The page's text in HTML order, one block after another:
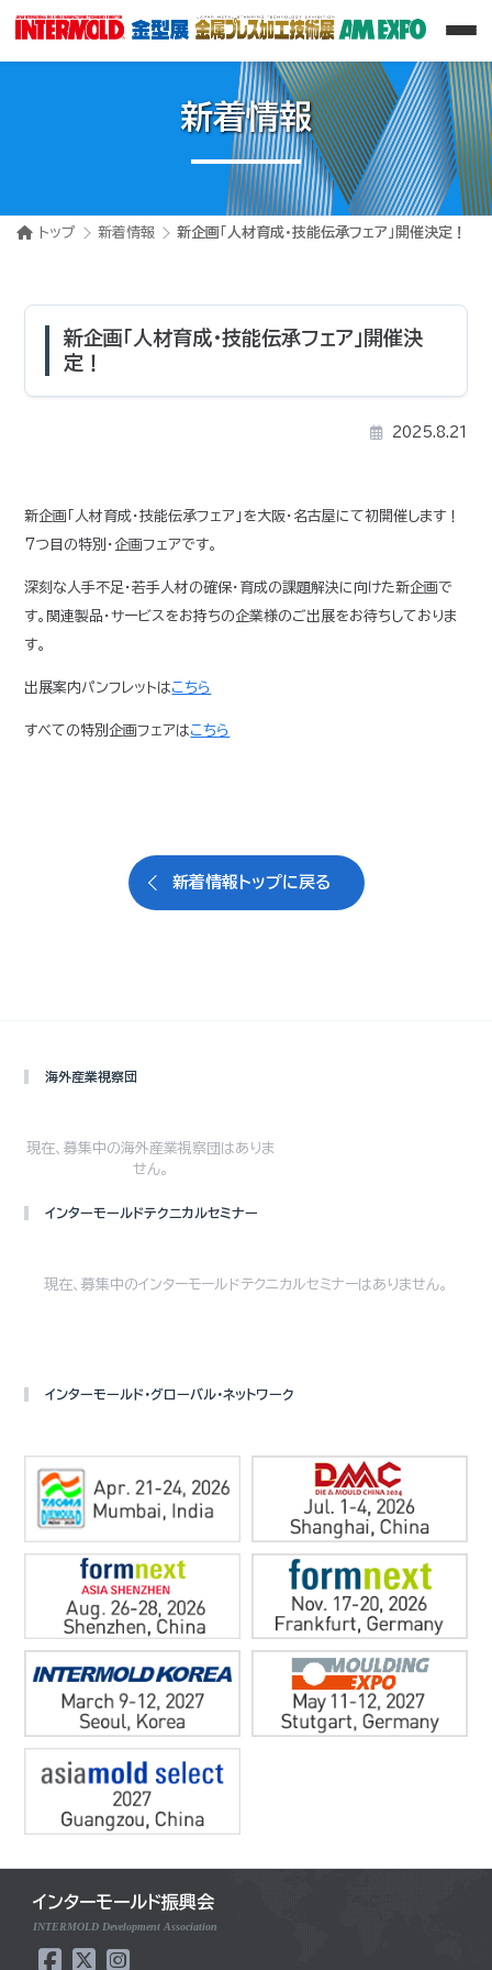
新着情報
トップ 新着情報 新企画「人材育成・技能伝承フェア」開催決定！
新企画「人材育成・技能伝承フェア」開催決
定！
2025.8.21
新企画「人材育成・技能伝承フェア」を大阪・名古屋にて初開催します！
7つ目の特別・企画フェアです。
深刻な人手不足・若手人材の確保・育成の課題解決に向けた新企画で
す。関連製品・サービスをお持ちの企業様のご出展をお待ちしておりま
す。
出展案内パンフレットはこちら
すべての特別企画フェアはこちら
新着情報トップに戻る
海外産業視察団
現在、募集中の海外産業視察団はありま
せん。
インターモールドテクニカルセミナー
現在、募集中のインターモールドテクニカルセミナーはありません。
インターモールド・グローバル・ネットワーク
インターモールド振興会
INTERMOLD Development Association